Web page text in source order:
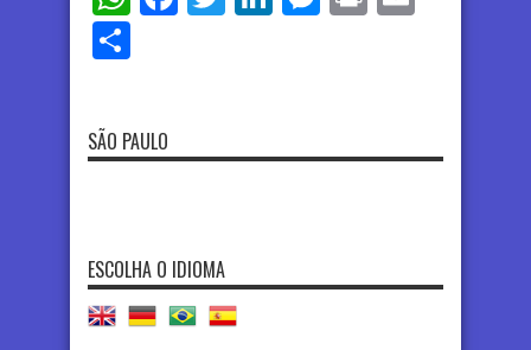
SÃO PAULO
ESCOLHA O IDIOMA